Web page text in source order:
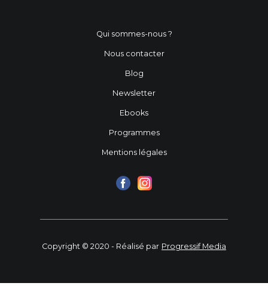
Qui sommes-nous ?
Nous contacter
Blog
Newsletter
Ebooks
Programmes
Mentions légales
Copyright © 2020 - Réalisé par Progressif Media